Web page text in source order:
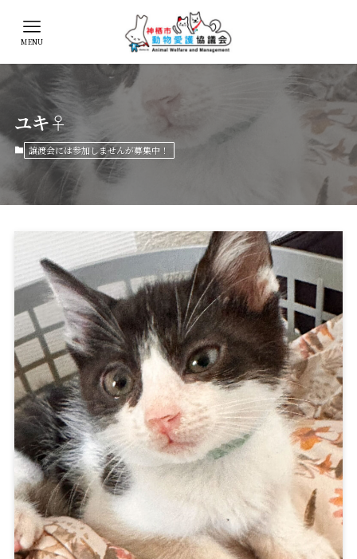
MENU
ユキ♀
譲渡会には参加しませんが募集中！